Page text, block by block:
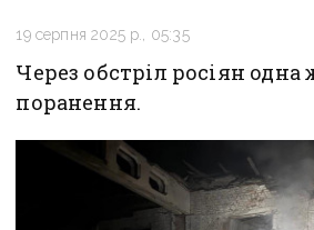
19 серпня 2025 р., 05:35
Через обстріл росіян
поранення.